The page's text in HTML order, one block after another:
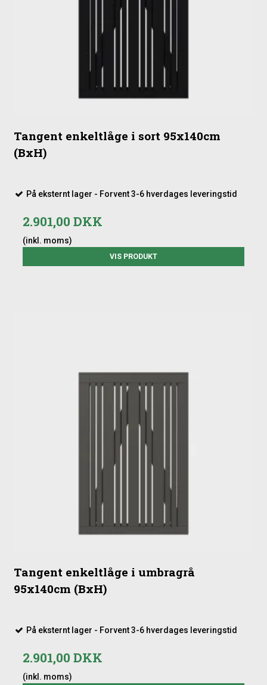
Tangent enkeltlåge i sort 95x140cm
(BxH)
På eksternt lager - Forvent 3-6 hverdages leveringstid
2.901,00 DKK
(inkl. moms)
VIS PRODUKT
Tangent enkeltlåge i umbragrå
95x140cm (BxH)
På eksternt lager - Forvent 3-6 hverdages leveringstid
2.901,00 DKK
(inkl. moms)